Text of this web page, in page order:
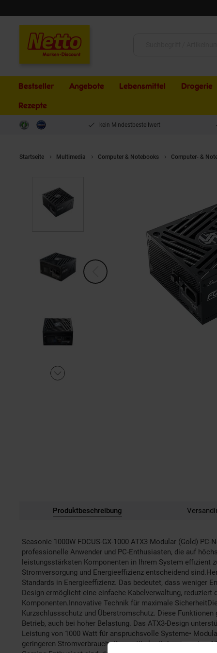
Bestseller Angebote Lebensmittel Drogerie
Rezepte
kein Mindestbestellwert
Startseite Multimedia Computer & Notebooks Computer- &
Produktbeschreibung
Seasonic 1000W FOCUS-GX-1000 ATX3 Modular (Gold)
professionelle Anwender und PC-Enthusiasten, die auf
leistungsstärksten Komponenten in Ihrem System effizient
Stromversorgung und Energieeffizienz entscheidend
Standards in Energieeffizienz. Das bedeutet, dass weniger
Design ermöglicht eine einfache Kabelverwaltung,
Komponenten.Innovative Technik für maximale
Kurzschlussschutz und Überstromschutz. Diese
Betrieb, auch bei hoher Belastung. Das ATX3-Design
Leistung von 1000 Watt für anspruchsvolle Systeme•
geringeren Stromverbrauch• Kompatibel mit den neuesten